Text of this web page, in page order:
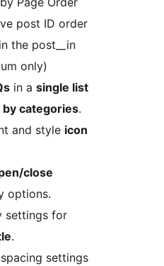
post ID order
the post__in
only)
in a single list
categories.
and style icon
close
options.
settings for
.
settings